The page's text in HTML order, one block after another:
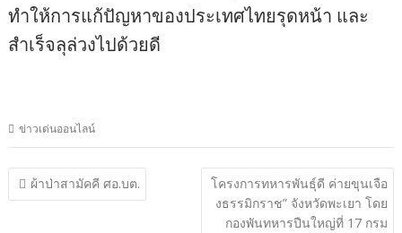
ทำให้การแก้ปัญหาของประเทศไทยรุดหน้า และ
สำเร็จลุล่วงไปด้วยดี
ข่าวเด่นออนไลน์
แนะแนว
เรื่อง
ผ้าป่าสามัคคี ศอ.บต.
โครงการทหารพันธุ์ดี ค่ายขุนเจือ
งธรรมิกราช” จังหวัดพะเยา โดย
กองพันทหารปืนใหญ่ที่ 17 กรม